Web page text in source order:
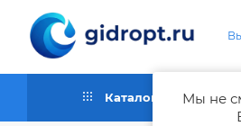
Мы не
Каталог